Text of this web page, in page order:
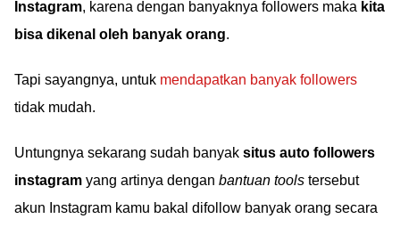
Instagram, karena dengan banyaknya followers maka kita
bisa dikenal oleh banyak orang.
Tapi sayangnya, untuk mendapatkan banyak followers
tidak mudah.
Untungnya sekarang sudah banyak situs auto followers
instagram yang artinya dengan bantuan tools tersebut
akun Instagram kamu bakal difollow banyak orang secara